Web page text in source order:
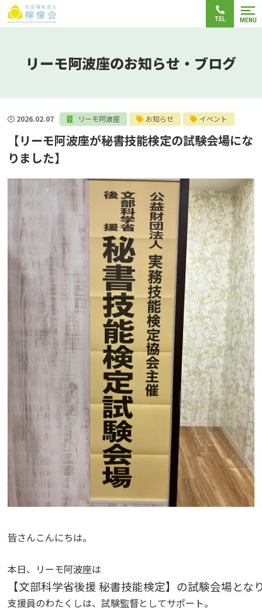
TEL MENU
リーモ阿波座のお知らせ・ブログ
2026.02.07 リーモ阿波座 お知らせ イベント
【リーモ阿波座が秘書技能検定の試験会場にな
りました】
皆さんこんにちは。
本日、リーモ阿波座は
【文部科学省後援 秘書技能検定】の試験会場とな
支援員のわたくしは、試験監督としてサポート。